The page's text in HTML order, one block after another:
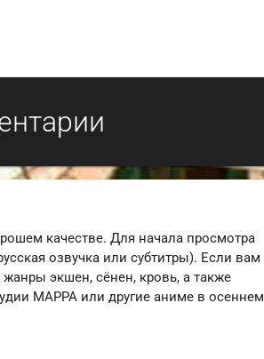
качестве. Для начала просмотра
озвучка или субтитры). Если вам
экшен, сёнен, кровь, а также
MAPPA или другие аниме в осеннем